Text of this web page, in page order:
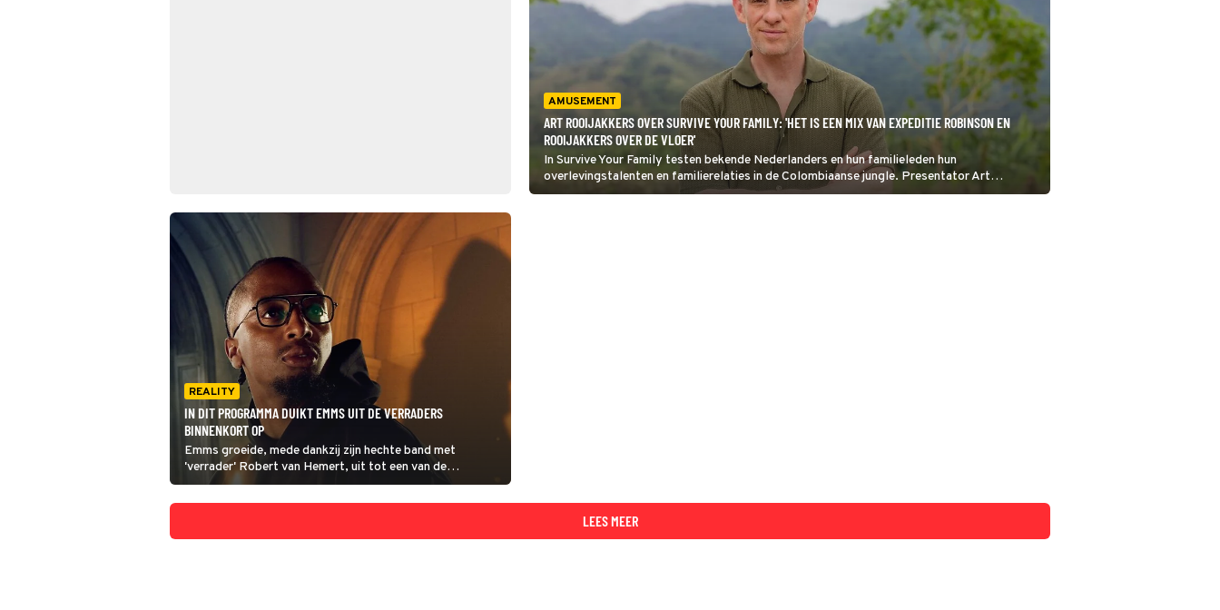
AMUSEMENT
ART ROOIJAKKERS OVER SURVIVE YOUR FAMILY: 'HET IS EEN MIX VAN EXPEDITIE ROBINSON EN
ROOIJAKKERS OVER DE VLOER'
In Survive Your Family testen bekende Nederlanders en hun familieleden hun
overlevingstalenten en familierelaties in de Colombiaanse jungle. Presentator Art
Rooijakkers: ‘Dit programma combineert survival met familieverhalen’.
REALITY
IN DIT PROGRAMMA DUIKT EMMS UIT DE VERRADERS
BINNENKORT OP
Emms groeide, mede dankzij zijn hechte band met
'verrader' Robert van Hemert, uit tot een van de
smaakmakers van het afgelopen seizoen van De
Verraders. Binnenkort staat hem echter een totaal andere
LEES MEER